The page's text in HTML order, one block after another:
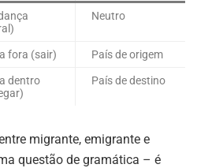
Neutro
fora (sair) País de origem
dentro
País de destino
migrante, emigrante e
questão de gramática – é